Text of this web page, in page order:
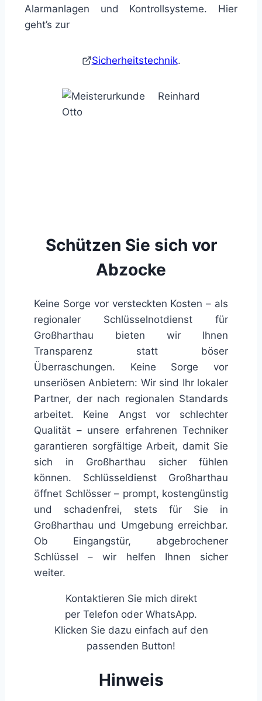
Alarmanlagen und Kontrollsysteme. Hier
geht’s zur
Sicherheitstechnik.
Schützen Sie sich vor
Abzocke
Keine Sorge vor versteckten Kosten – als
regionaler Schlüsselnotdienst für
Großharthau bieten wir Ihnen
Transparenz statt böser
Überraschungen. Keine Sorge vor
unseriösen Anbietern: Wir sind Ihr lokaler
Partner, der nach regionalen Standards
arbeitet. Keine Angst vor schlechter
Qualität – unsere erfahrenen Techniker
garantieren sorgfältige Arbeit, damit Sie
sich in Großharthau sicher fühlen
können. Schlüsseldienst Großharthau
öffnet Schlösser – prompt, kostengünstig
und schadenfrei, stets für Sie in
Großharthau und Umgebung erreichbar.
Ob Eingangstür, abgebrochener
Schlüssel – wir helfen Ihnen sicher
weiter.
Kontaktieren Sie mich direkt
per Telefon oder WhatsApp.
Klicken Sie dazu einfach auf den
passenden Button!
Hinweis